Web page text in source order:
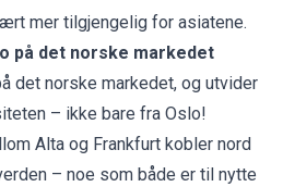
mer tilgjengelig for asiatene.
på det norske markedet
det norske markedet, og utvider
– ikke bare fra Oslo!
Alta og Frankfurt kobler nord
– noe som både er til nytte